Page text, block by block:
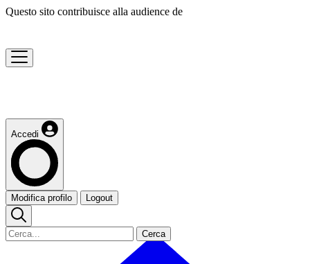
Questo sito contribuisce alla audience de
Accedi
Modifica profilo Logout
Cerca